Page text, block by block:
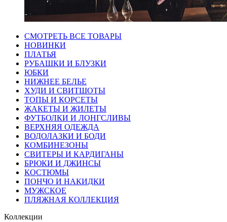
СМОТРЕТЬ ВСЕ ТОВАРЫ
НОВИНКИ
ПЛАТЬЯ
РУБАШКИ И БЛУЗКИ
ЮБКИ
НИЖНЕЕ БЕЛЬЕ
ХУДИ И СВИТШОТЫ
ТОПЫ И КОРСЕТЫ
ЖАКЕТЫ И ЖИЛЕТЫ
ФУТБОЛКИ И ЛОНГСЛИВЫ
ВЕРХНЯЯ ОДЕЖДА
ВОДОЛАЗКИ И БОДИ
КОМБИНЕЗОНЫ
СВИТЕРЫ И КАРДИГАНЫ
БРЮКИ И ДЖИНСЫ
КОСТЮМЫ
ПОНЧО И НАКИДКИ
МУЖСКОЕ
ПЛЯЖНАЯ КОЛЛЕКЦИЯ
Коллекции